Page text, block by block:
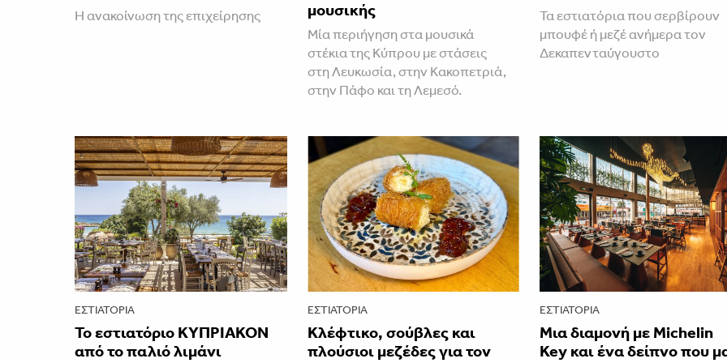
Η ανακοίνωση της επιχείρησης
μουσικής
Μία περιήγηση στα μουσικά
στέκια της Κύπρου με στάσεις
στη Λευκωσία, στην Κακοπετριά,
στην Πάφο και τη Λεμεσό.
Τα εστιατόρια που σερβίρουν
μπουφέ ή μεζέ ανήμερα τον
Δεκαπενταύγουστο
ΕΣΤΙΑΤΌΡΙΑ
Το εστιατόριο ΚΥΠΡΙΑΚΟΝ
από το παλιό λιμάνι
ΕΣΤΙΑΤΌΡΙΑ
Κλέφτικο, σούβλες και
πλούσιοι μεζέδες για τον
ΕΣΤΙΑΤΌΡΙΑ
Μια διαμονή με Michelin
Key και ένα δείπνο που